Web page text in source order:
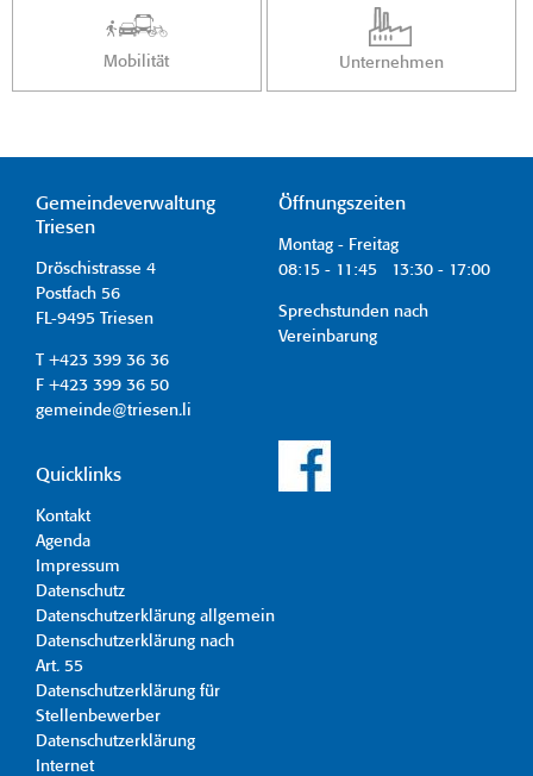
Mobilität Unternehmen
Gemeindeverwaltung
Triesen
Dröschistrasse 4
Postfach 56
FL-9495 Triesen
T +423 399 36 36
F +423 399 36 50
gemeinde@triesen.li
Öffnungszeiten
Montag - Freitag
08:15 - 11:45 13:30 - 17:00
Sprechstunden nach
Vereinbarung
Quicklinks
Kontakt
Agenda
Impressum
Datenschutz
Datenschutzerklärung allgemein
Datenschutzerklärung nach
Art. 55
Datenschutzerklärung für
Stellenbewerber
Datenschutzerklärung
Internet